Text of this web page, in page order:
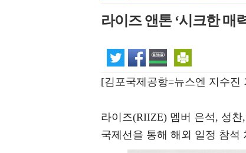
라이즈 앤톤 ‘시크한 매
[김포국제공항=뉴스엔 지수진
라이즈(RIIZE) 멤버 은석, 성
국제선을 통해 해외 일정 참석